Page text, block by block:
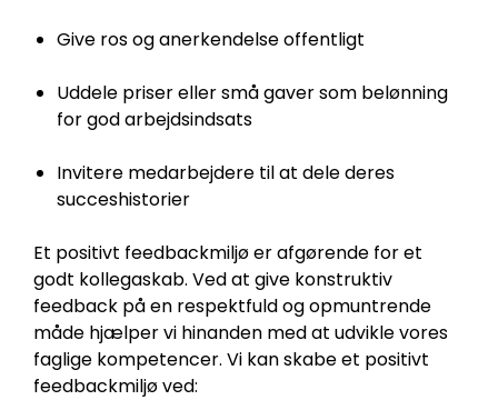
Give ros og anerkendelse offentligt
Uddele priser eller små gaver som belønning
for god arbejdsindsats
Invitere medarbejdere til at dele deres
succeshistorier
Et positivt feedbackmiljø er afgørende for et
godt kollegaskab. Ved at give konstruktiv
feedback på en respektfuld og opmuntrende
måde hjælper vi hinanden med at udvikle vores
faglige kompetencer. Vi kan skabe et positivt
feedbackmiljø ved: